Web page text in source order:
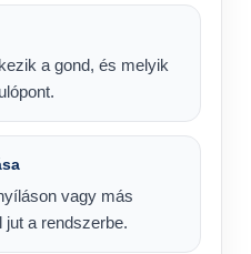
a gond, és melyik
vagy más
jut a rendszerbe.